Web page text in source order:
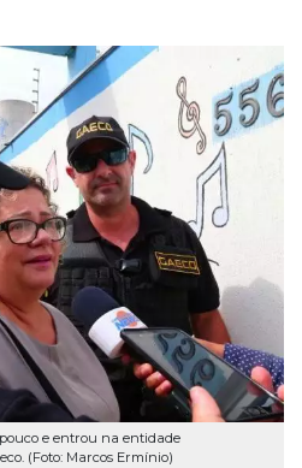
e entrou na entidade
(Foto: Marcos Ermínio)